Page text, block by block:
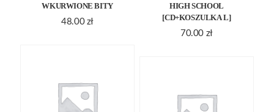
WKURWIONE BITY
48.00 zł
HIGH SCHOOL
[CD+KOSZULKA L]
70.00 zł